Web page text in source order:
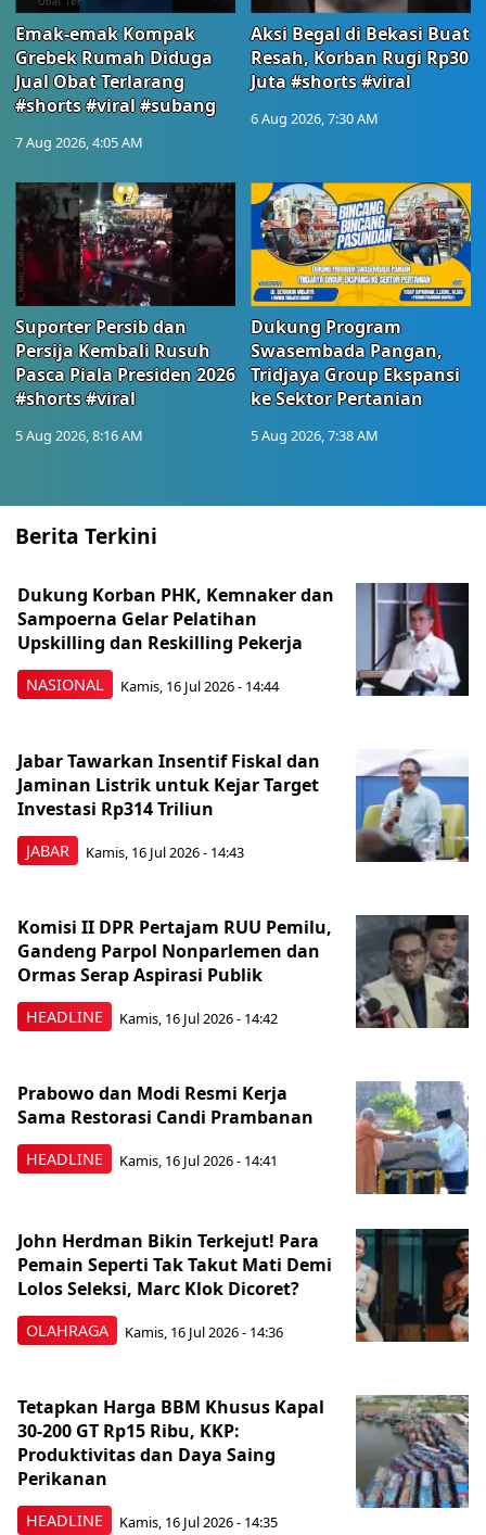
Emak-emak Kompak
Grebek Rumah Diduga
Jual Obat Terlarang
#shorts #viral #subang
7 Aug 2026, 4:05 AM
Aksi Begal di Bekasi Buat
Resah, Korban Rugi Rp30
Juta #shorts #viral
6 Aug 2026, 7:30 AM
Suporter Persib dan
Persija Kembali Rusuh
Pasca Piala Presiden 2026
#shorts #viral
5 Aug 2026, 8:16 AM
Dukung Program
Swasembada Pangan,
Tridjaya Group Ekspansi
ke Sektor Pertanian
5 Aug 2026, 7:38 AM
Berita Terkini
NASIONAL
Dukung Korban PHK, Kemnaker dan
Sampoerna Gelar Pelatihan
Upskilling dan Reskilling Pekerja
Kamis, 16 Jul 2026 - 14:44
JABAR
Jabar Tawarkan Insentif Fiskal dan
Jaminan Listrik untuk Kejar Target
Investasi Rp314 Triliun
Kamis, 16 Jul 2026 - 14:43
HEADLINE
Komisi II DPR Pertajam RUU Pemilu,
Gandeng Parpol Nonparlemen dan
Ormas Serap Aspirasi Publik
Kamis, 16 Jul 2026 - 14:42
HEADLINE
Prabowo dan Modi Resmi Kerja
Sama Restorasi Candi Prambanan
Kamis, 16 Jul 2026 - 14:41
OLAHRAGA
John Herdman Bikin Terkejut! Para
Pemain Seperti Tak Takut Mati Demi
Lolos Seleksi, Marc Klok Dicoret?
Kamis, 16 Jul 2026 - 14:36
HEADLINE
Tetapkan Harga BBM Khusus Kapal
30-200 GT Rp15 Ribu, KKP:
Produktivitas dan Daya Saing
Perikanan
Kamis, 16 Jul 2026 - 14:35